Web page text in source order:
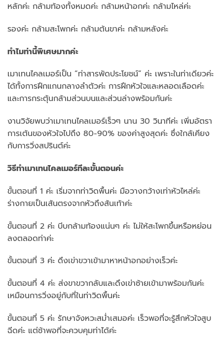
หลักค่ะ กล้ามท้องทั้งหมดค่ะ กล้ามหน้าอกค่ะ กล้ามไหล่ค่ะ
รองค่ะ กล้ามสะโพกค่ะ กล้ามต้นขาค่ะ กล้ามหลังค่ะ
ทำไมท่านี้พิเศษมากค่ะ
เมาเทนไคลเมอร์เป็น “ท่าสารพัดประโยชน์” ค่ะ เพราะในท่าเดียวค่ะ
ได้ทั้งการฝึกแกนกลางลำตัวค่ะ การฝึกหัวใจและหลอดเลือดค่ะ
และการกระตุ้นกล้ามส่วนบนและส่วนล่างพร้อมกันค่ะ
งานวิจัยพบว่าเมาเทนไคลเมอร์เร็วๆ นาน 30 วินาทีค่ะ เพิ่มอัตรา
การเต้นของหัวใจไปถึง 80-90% ของค่าสูงสุดค่ะ ซึ่งใกล้เคียง
กับการวิ่งสปรินต์ค่ะ
วิธีทำเมาเทนไคลเมอร์ทีละขั้นตอนค่ะ
ขั้นตอนที่ 1 ค่ะ เริ่มจากท่าวิดพื้นค่ะ มือวางกว้างเท่าหัวไหล่ค่ะ
ร่างกายเป็นเส้นตรงจากหัวถึงส้นเท้าค่ะ
ขั้นตอนที่ 2 ค่ะ บีบกล้ามท้องแน่นๆ ค่ะ ไม่ให้สะโพกขึ้นหรือหย่อน
ลงตลอดท่าค่ะ
ขั้นตอนที่ 3 ค่ะ ดึงเข่าขวาเข้ามาหาหน้าอกอย่างเร็วค่ะ
ขั้นตอนที่ 4 ค่ะ ส่งขาขวากลับและดึงเข่าซ้ายเข้ามาพร้อมกันค่ะ
เหมือนการวิ่งอยู่กับที่ในท่าวิดพื้นค่ะ
ขั้นตอนที่ 5 ค่ะ รักษาจังหวะสม่ำเสมอค่ะ เร็วพอที่จะรู้สึกหัวใจสูบ
ฉีดค่ะ แต่ช้าพอที่จะควบคุมท่าได้ค่ะ